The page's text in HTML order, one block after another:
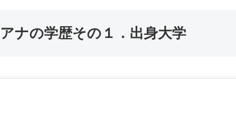
ナの学歴その１．出身大学